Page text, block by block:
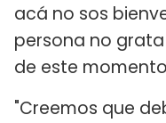
acá no sos
persona no
de este
"Creemos que